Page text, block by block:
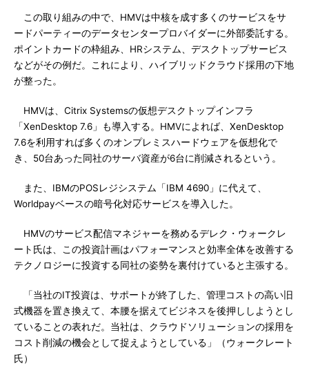
この取り組みの中で、HMVは中核を成す多くのサービスをサ
ードパーティーのデータセンタープロバイダーに外部委託する。
ポイントカードの枠組み、HRシステム、デスクトップサービス
などがその例だ。これにより、ハイブリッドクラウド採用の下地
が整った。
HMVは、Citrix Systemsの仮想デスクトップインフラ
「XenDesktop 7.6」も導入する。HMVによれば、XenDesktop
7.6を利用すれば多くのオンプレミスハードウェアを仮想化で
き、50台あった同社のサーバ資産が6台に削減されるという。
また、IBMのPOSレジシステム「IBM 4690」に代えて、
Worldpayベースの暗号化対応サービスを導入した。
HMVのサービス配信マネジャーを務めるデレク・ウォークレ
ート氏は、この投資計画はパフォーマンスと効率全体を改善する
テクノロジーに投資する同社の姿勢を裏付けていると主張する。
「当社のIT投資は、サポートが終了した、管理コストの高い旧
式機器を置き換えて、本腰を据えてビジネスを後押ししようとし
ていることの表れだ。当社は、クラウドソリューションの採用を
コスト削減の機会として捉えようとしている」（ウォークレート
氏）